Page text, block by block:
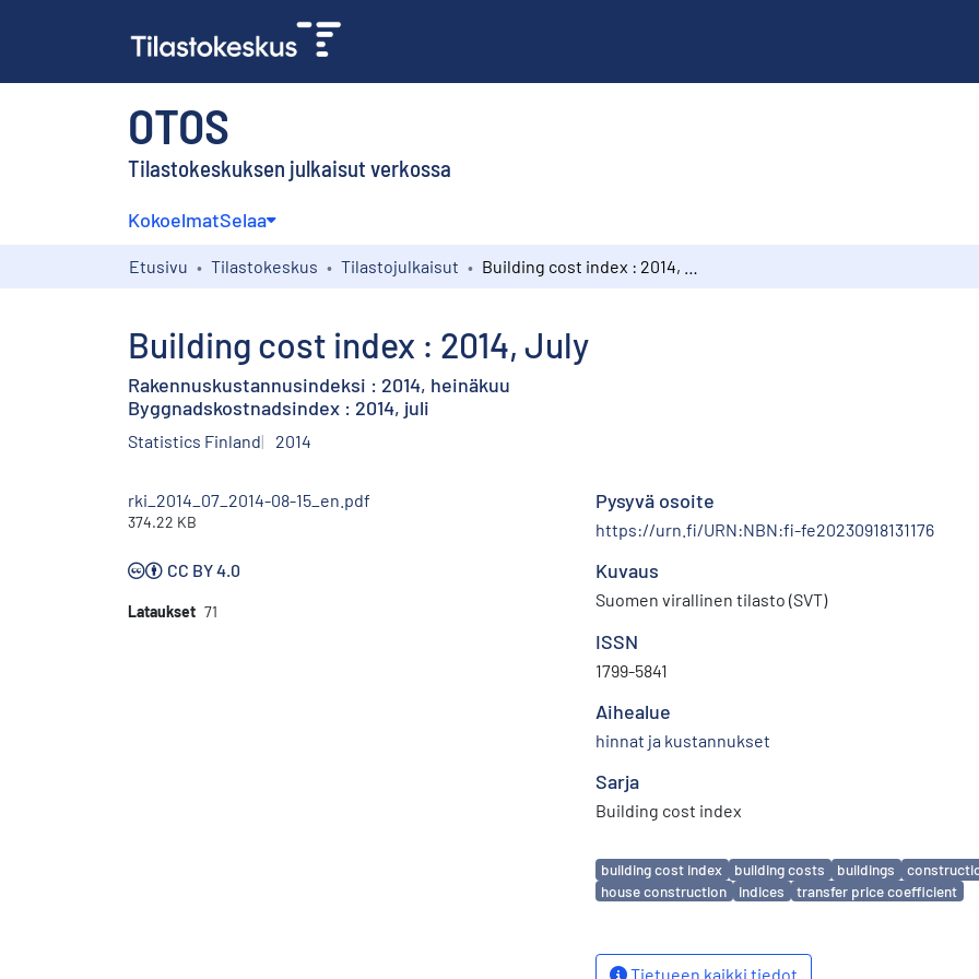
OTOS
Tilastokeskuksen julkaisut verkossa
KokoelmatSelaa
Etusivu Tilastokeskus Tilastojulkaisut
Building cost index : 2014, July
Rakennuskustannusindeksi : 2014, heinäkuu
Byggnadskostnadsindex : 2014, juli
Statistics Finland 2014
rki_2014_07_2014-08-15_en.pdf
374.22 KB
CC BY 4.0
Lataukset 71
Pysyvä osoite
https://urn.fi/URN:NBN:fi-fe20230918131176
Kuvaus
Suomen virallinen tilasto (SVT)
ISSN
1799-5841
Aihealue
hinnat ja kustannukset
Sarja
Building cost index
Avainsanat
building cost index building costs buildings
house construction
indices transfer price coefficient
Tietueen kaikki tiedot